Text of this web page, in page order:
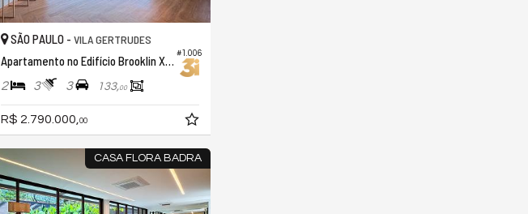
#1.006
SÃO PAULO - VILA GERTRUDES
Apartamento no Edifício Brooklin Xpression
2 3 3 133,00
R$ 2.790.000, 00
CASA FLORA BADRA